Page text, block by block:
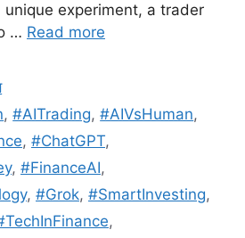
experiment, a trader
… Read more
,#AITrading,#AIVsHuman,
, #ChatGPT,
, #FinanceAI,
, #Grok, #SmartInvesting,
,